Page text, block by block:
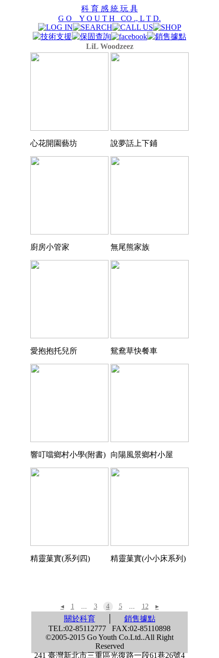
科 育 感 統 玩 具
G O Y O U T H CO ., L T D.
LiL Woodzeez
心花開園藝坊 說夢話上下鋪
廚房小管家 無尾熊家族
愛抱抱托兒所 鴛鴦草快餐車
響叮噹鄉村小學(附書) 向陽風景鄉村小屋
精靈菓實(系列四) 精靈菓實(小小床系列)
◂ 1 ... 3 4 5 ... 12 ▸
關於科育│ 銷售據點
TEL:02-85112777 FAX:02-85110898
©2005-2015 Go Youth Co.Ltd..All Right
Reserved
241 臺灣新北市三重區光復路一段61巷26號4